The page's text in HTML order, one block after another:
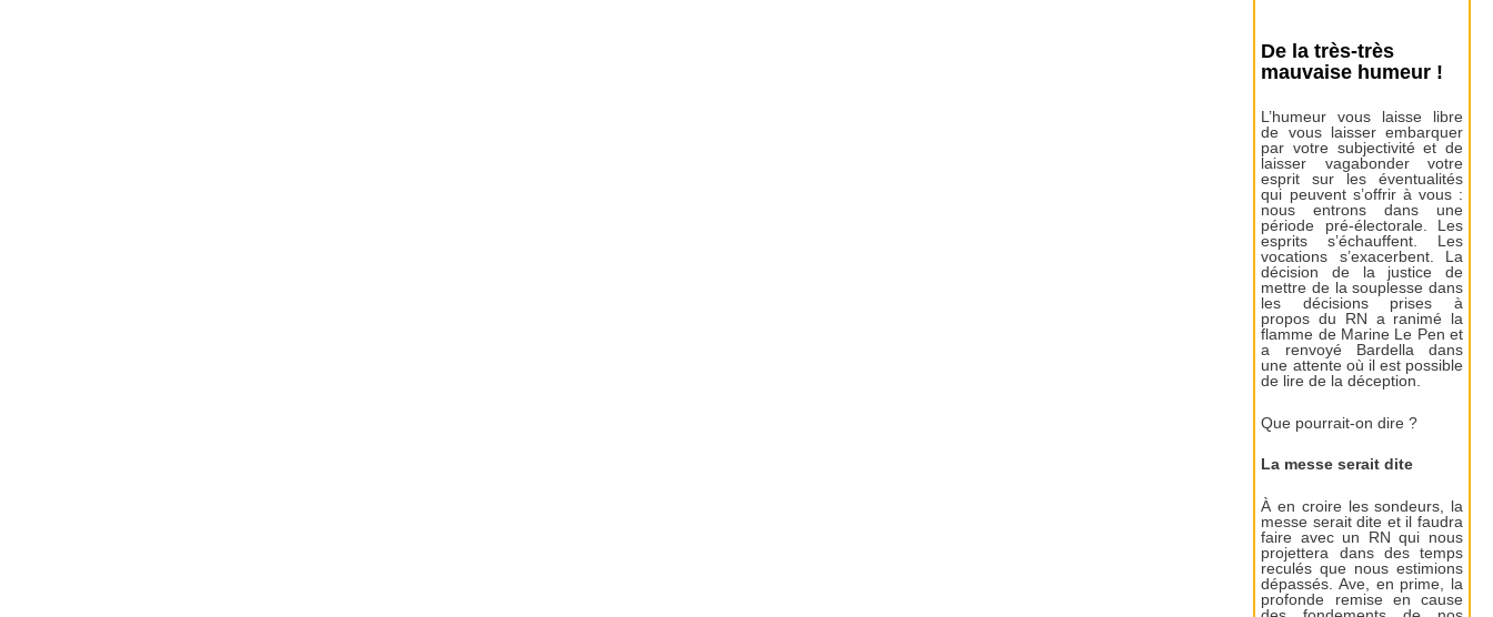
De la très-très
mauvaise humeur !
L’humeur vous laisse libre
de vous laisser embarquer
par votre subjectivité et de
laisser vagabonder votre
esprit sur les éventualités
qui peuvent s’offrir à vous :
nous entrons dans une
période pré-électorale. Les
esprits s’échauffent. Les
vocations s’exacerbent. La
décision de la justice de
mettre de la souplesse dans
les décisions prises à
propos du RN a ranimé la
flamme de Marine Le Pen et
a renvoyé Bardella dans
une attente où il est possible
de lire de la déception.
Que pourrait-on dire ?
La messe serait dite
À en croire les sondeurs, la
messe serait dite et il faudra
faire avec un RN qui nous
projettera dans des temps
reculés que nous estimions
dépassés. Ave, en prime, la
profonde remise en cause